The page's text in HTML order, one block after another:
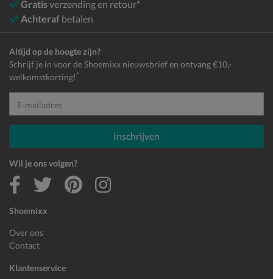
Gratisverzending en retour*
Achteraf betalen
Shoemixx
Over ons
Contact
Klantenservice
Altijd op de hoogte zijn?
Schrijf je in voor de Shoemixx nieuwsbrief en ontvang €10,-
welkomstkorting! *
E-mailadres
Inschrijven
Wil je ons volgen?